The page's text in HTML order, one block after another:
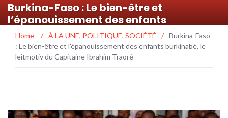
Burkina-Faso : Le bien-être et
l’épanouissement des enfants
burkinabè, le leitmotiv du Capitaine
Ibrahim Traoré
Home / À LA UNE, POLITIQUE, SOCIÉTÉ / Burkina-Faso
: Le bien-être et l’épanouissement des enfants burkinabè, le
leitmotiv du Capitaine Ibrahim Traoré